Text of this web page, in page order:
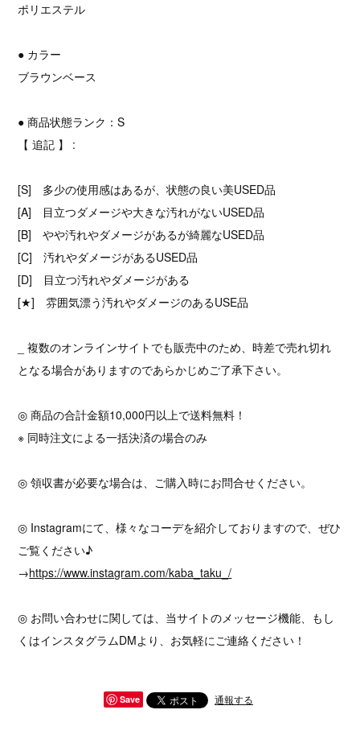
ポリエステル
● カラー
ブラウンベース
● 商品状態ランク：S
【 追記 】 :
[S] 多少の使用感はあるが、状態の良い美USED品
[A] 目立つダメージや大きな汚れがないUSED品
[B] やや汚れやダメージがあるが綺麗なUSED品
[C] 汚れやダメージがあるUSED品
[D] 目立つ汚れやダメージがある
[★] 雰囲気漂う汚れやダメージのあるUSE品
_ 複数のオンラインサイトでも販売中のため、時差で売れ切れ
となる場合がありますのであらかじめご了承下さい。
◎ 商品の合計金額10,000円以上で送料無料！
※ 同時注文による一括決済の場合のみ
◎ 領収書が必要な場合は、ご購入時にお問合せください。
◎ Instagramにて、様々なコーデを紹介しておりますので、ぜひ
ご覧ください♪
→https://www.instagram.com/kaba_taku_/
◎ お問い合わせに関しては、当サイトのメッセージ機能、もし
くはインスタグラムDMより、お気軽にご連絡ください！
Save 通報する